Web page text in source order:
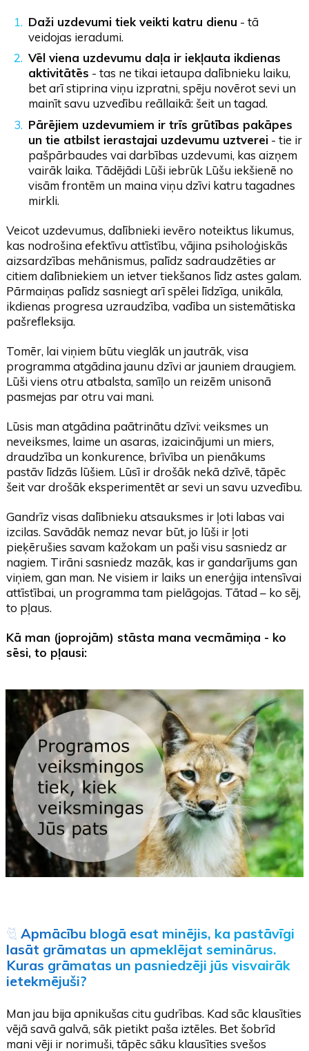
Daži uzdevumi tiek veikti katru dienu - tā
veidojas ieradumi.
Vēl viena uzdevumu daļa ir iekļauta ikdienas
aktivitātēs - tas ne tikai ietaupa dalībnieku laiku,
bet arī stiprina viņu izpratni, spēju novērot sevi un
mainīt savu uzvedību reāllaikā: šeit un tagad.
Pārējiem uzdevumiem ir trīs grūtības pakāpes
un tie atbilst ierastajai uzdevumu uztverei - tie ir
pašpārbaudes vai darbības uzdevumi, kas aizņem
vairāk laika. Tādējādi Lūši iebrūk Lūšu iekšienē no
visām frontēm un maina viņu dzīvi katru tagadnes
mirkli.
Veicot uzdevumus, dalībnieki ievēro noteiktus likumus,
kas nodrošina efektīvu attīstību, vājina psiholoģiskās
aizsardzības mehānismus, palīdz sadraudzēties ar
citiem dalībniekiem un ietver tiekšanos līdz astes galam.
Pārmaiņas palīdz sasniegt arī spēlei līdzīga, unikāla,
ikdienas progresa uzraudzība, vadība un sistemātiska
pašrefleksija.
Tomēr, lai viņiem būtu vieglāk un jautrāk, visa
programma atgādina jaunu dzīvi ar jauniem draugiem.
Lūši viens otru atbalsta, samīļo un reizēm unisonā
pasmejas par otru vai mani.
Lūsis man atgādina paātrinātu dzīvi: veiksmes un
neveiksmes, laime un asaras, izaicinājumi un miers,
draudzība un konkurence, brīvība un pienākums
pastāv līdzās lūšiem. Lūsī ir drošāk nekā dzīvē, tāpēc
šeit var drošāk eksperimentēt ar sevi un savu uzvedību.
Gandrīz visas dalībnieku atsauksmes ir ļoti labas vai
izcilas. Savādāk nemaz nevar būt, jo lūši ir ļoti
pieķērušies savam kažokam un paši visu sasniedz ar
nagiem. Tirāni sasniedz mazāk, kas ir gandarījums gan
viņiem, gan man. Ne visiem ir laiks un enerģija intensīvai
attīstībai, un programma tam pielāgojas. Tātad – ko sēj,
to pļaus.
Kā man (joprojām) stāsta mana vecmāmiņa - ko
sēsi, to pļausi:
🐈 Apmācību blogā esat minējis, ka pastāvīgi
lasāt grāmatas un apmeklējat seminārus.
Kuras grāmatas un pasniedzēji jūs visvairāk
ietekmējuši?
Man jau bija apnikušas citu gudrības. Kad sāc klausīties
vējā savā galvā, sāk pietikt paša iztēles. Bet šobrīd
mani vēji ir norimuši, tāpēc sāku klausīties svešos